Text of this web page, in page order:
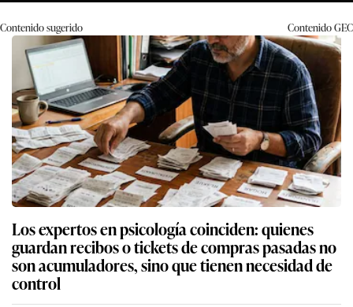
Contenido sugerido ContenidoGEC
Los expertos en psicología coinciden: quienes
guardan recibos o tickets de compras pasadas no
son acumuladores, sino que tienen necesidad de
control